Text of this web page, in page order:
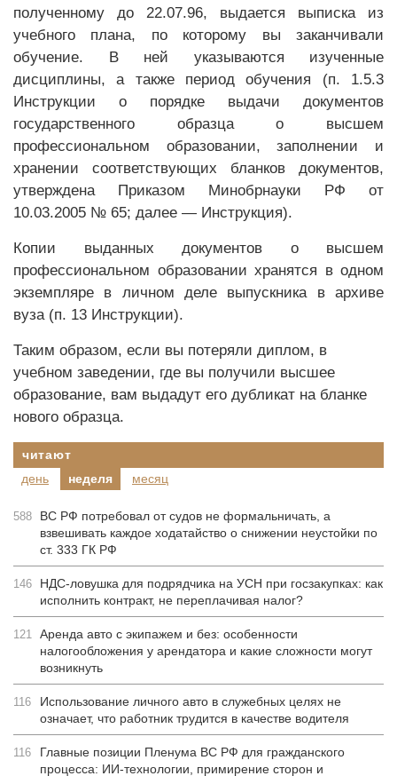
полученному до 22.07.96, выдается выписка из
учебного плана, по которому вы заканчивали
обучение. В ней указываются изученные
дисциплины, а также период обучения (п. 1.5.3
Инструкции о порядке выдачи документов
государственного образца о высшем
профессиональном образовании, заполнении и
хранении соответствующих бланков документов,
утверждена Приказом Минобрнауки РФ от
10.03.2005 № 65; далее — Инструкция).
Копии выданных документов о высшем
профессиональном образовании хранятся в одном
экземпляре в личном деле выпускника в архиве
вуза (п. 13 Инструкции).
Таким образом, если вы потеряли диплом, в
учебном заведении, где вы получили высшее
образование, вам выдадут его дубликат на бланке
нового образца.
читают
день
неделя месяц
588
ВС РФ потребовал от судов не формальничать, а
взвешивать каждое ходатайство о снижении неустойки по
ст. 333 ГК РФ
146
НДС-ловушка для подрядчика на УСН при госзакупках: как
исполнить контракт, не переплачивая налог?
121 Аренда авто с экипажем и без: особенности
налогообложения у арендатора и какие сложности могут
возникнуть
116
Использование личного авто в служебных целях не
означает, что работник трудится в качестве водителя
116
Главные позиции Пленума ВС РФ для гражданского
процесса: ИИ-технологии, примирение сторон и